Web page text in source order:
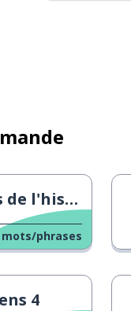
japonaise
mots/phrases
4